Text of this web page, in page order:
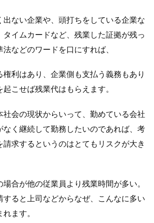
出ない企業や、頭打ちをしている企業な
タイムカードなど、残業した証拠が残っ
などのワードを口にすれば、
利はあり、企業側も支払う義務もあり
こせば残業代はもらえます。
社会の現状からいって、勤めている会社
なく継続して勤務したいのであれば、考
請求するというのはとてもリスクが大き
合が他の従業員より残業時間が多い。
すると上司などからなぜ、こんなに多い
ます。